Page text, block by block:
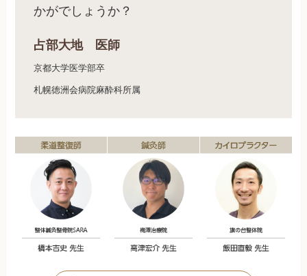
かがでしょうか？
占部大地 医師
京都大学医学部卒
札幌徳洲会病院麻酔科所属